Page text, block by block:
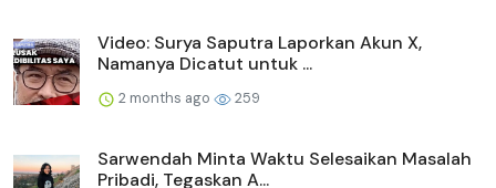
Video: Surya Saputra Laporkan Akun X,
Namanya Dicatut untuk ...
2 months ago 259
Sarwendah Minta Waktu Selesaikan Masalah
Pribadi, Tegaskan A...